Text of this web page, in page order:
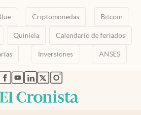
Criptomonedas Bitcoin
Quiniela Calendario de feriados
Inversiones ANSES
abre en nueva pestaña
abre en nueva pestaña
abre en nueva pestaña
abre en nueva pestaña
abre en nueva pestaña